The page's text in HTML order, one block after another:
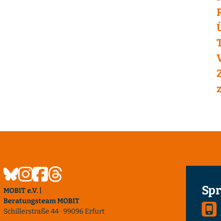
MOBIT e.V. |
Beratungsteam MOBIT
Schillerstraße 44 · 99096 Erfurt